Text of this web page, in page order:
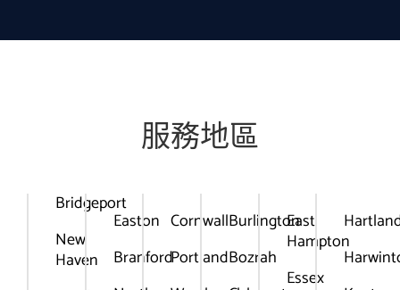
服務地區
Bridgeport
New
Haven
Easton
Branford
Cornwall
Portland
Burlington
Bozrah
East
Hampton
Essex